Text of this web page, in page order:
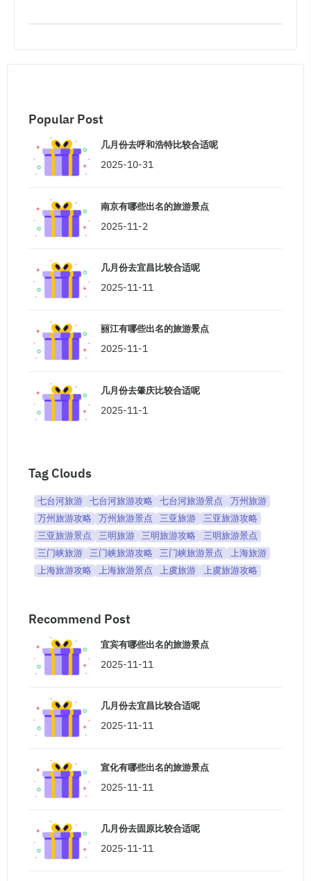
Popular Post
几月份去呼和浩特比较合适呢
2025-10-31
南京有哪些出名的旅游景点
2025-11-2
几月份去宜昌比较合适呢
2025-11-11
丽江有哪些出名的旅游景点
2025-11-1
几月份去肇庆比较合适呢
2025-11-1
Tag Clouds
七台河旅游 七台河旅游攻略 七台河旅游景点
万州旅游
万州旅游攻略
万州旅游景点 三亚旅游
三亚旅游攻略
三亚旅游景点
三明旅游 三明旅游攻略
三明旅游景点
三门峡旅游
三门峡旅游攻略 三门峡旅游景点
上海旅游
上海旅游攻略
上海旅游景点 上虞旅游 上虞旅游攻略
Recommend Post
宜宾有哪些出名的旅游景点
2025-11-11
几月份去宜昌比较合适呢
2025-11-11
宣化有哪些出名的旅游景点
2025-11-11
几月份去固原比较合适呢
2025-11-11